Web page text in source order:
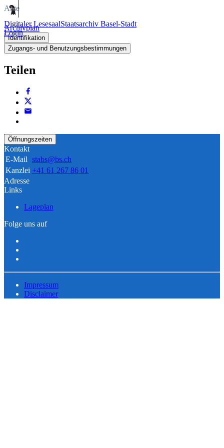
Digitaler LesesaalStaatsarchiv Basel-Stadt
Login
Akte
Archivplan
Identifikation
Zugangs- und Benutzungsbestimmungen
Teilen
Öffnungszeiten
Kontakt
E-Mail stabs@bs.ch
Kanzlei +41 61 267 86 01
Adresse
Links
Lageplan
Folge uns auf
Impressum
Disclaimer